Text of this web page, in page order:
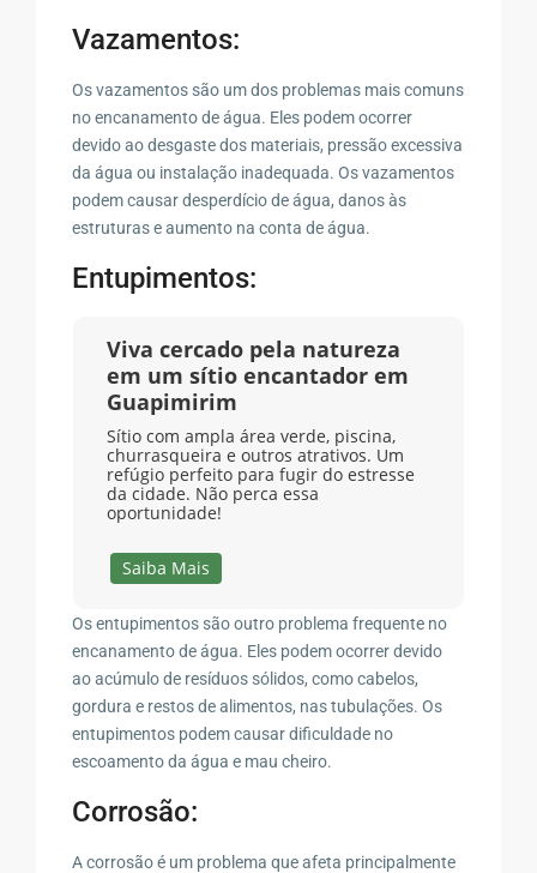
Vazamentos:
Os vazamentos são um dos problemas mais comuns
no encanamento de água. Eles podem ocorrer
devido ao desgaste dos materiais, pressão excessiva
da água ou instalação inadequada. Os vazamentos
podem causar desperdício de água, danos às
estruturas e aumento na conta de água.
Entupimentos:
Viva cercado pela natureza
em um sítio encantador em
Guapimirim
Sítio com ampla área verde, piscina,
churrasqueira e outros atrativos. Um
refúgio perfeito para fugir do estresse
da cidade. Não perca essa
oportunidade!
Saiba Mais
Os entupimentos são outro problema frequente no
encanamento de água. Eles podem ocorrer devido
ao acúmulo de resíduos sólidos, como cabelos,
gordura e restos de alimentos, nas tubulações. Os
entupimentos podem causar dificuldade no
escoamento da água e mau cheiro.
Corrosão:
A corrosão é um problema que afeta principalmente